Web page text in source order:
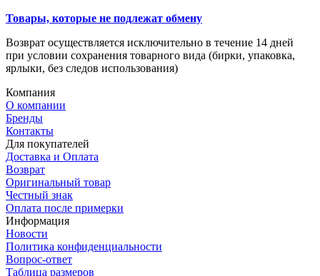
Товары, которые не подлежат обмену
Возврат осуществляется исключительно в течение 14 дней
при условии сохранения товарного вида (бирки, упаковка,
ярлыки, без следов использования)
Компания
О компании
Бренды
Контакты
Для покупателей
Доставка и Оплата
Возврат
Оригинальный товар
Честный знак
Оплата после примерки
Информация
Новости
Политика конфиденциальности
Вопрос-ответ
Таблица размеров